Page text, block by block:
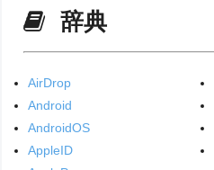
辞典
AirDrop
Android
AndroidOS
AppleID